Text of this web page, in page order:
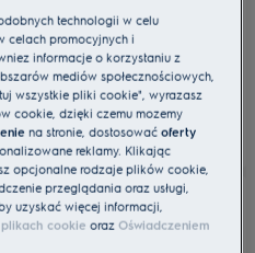
technologii w celu
celach promocyjnych i
informacje o korzystaniu z
mediów społecznościowych,
wszystkie pliki cookie", wyrażasz
cookie, dzięki czemu możemy
na stronie, dostosowaćoferty
reklamy. Klikając
opcjonalne rodzaje plików cookie,
przeglądania oraz usługi,
uzyskać więcej informacji,
cookie orazOświadczeniem